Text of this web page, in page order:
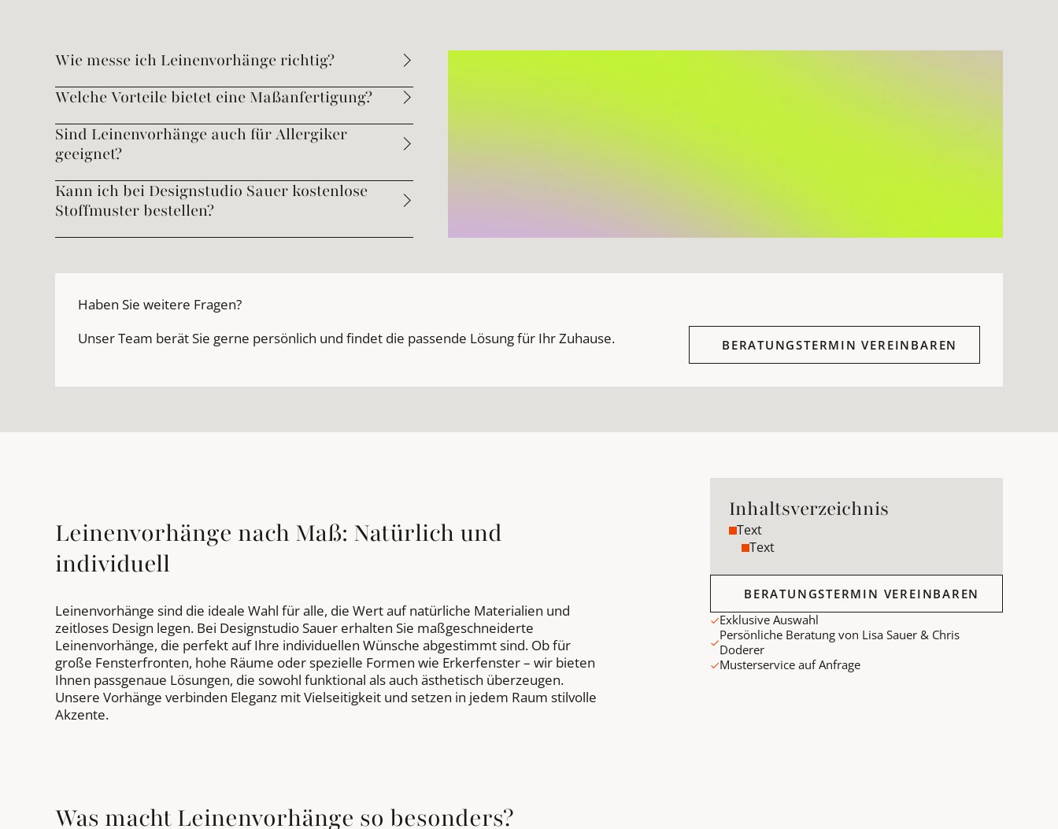
Wie messe ich Leinenvorhänge richtig?
Welche Vorteile bietet eine Maßanfertigung?
Sind Leinenvorhänge auch für Allergiker
geeignet?
Kann ich bei Designstudio Sauer kostenlose
Stoffmuster bestellen?
Haben Sie weitere Fragen?
Unser Team berät Sie gerne persönlich und findet die passende Lösung für Ihr Zuhause.
BERATUNGSTERMIN VEREINBAREN
Leinenvorhänge nach Maß: Natürlich und
individuell
Leinenvorhänge sind die ideale Wahl für alle, die Wert auf natürliche Materialien und
zeitloses Design legen. Bei Designstudio Sauer erhalten Sie maßgeschneiderte
Leinenvorhänge, die perfekt auf Ihre individuellen Wünsche abgestimmt sind. Ob für
große Fensterfronten, hohe Räume oder spezielle Formen wie Erkerfenster – wir bieten
Ihnen passgenaue Lösungen, die sowohl funktional als auch ästhetisch überzeugen.
Unsere Vorhänge verbinden Eleganz mit Vielseitigkeit und setzen in jedem Raum stilvolle
Akzente.
Was macht Leinenvorhänge so besonders?
Inhaltsverzeichnis
Text
Text
BERATUNGSTERMIN VEREINBAREN
Exklusive Auswahl
Persönliche Beratung von Lisa Sauer & Chris
Doderer
Musterservice auf Anfrage